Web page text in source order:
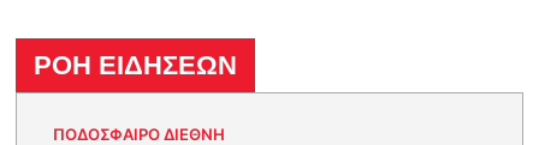
ΡΟΗ ΕΙΔΗΣΕΩΝ
ΠΟΔΟΣΦΑΙΡΟ ΔΙΕΘΝΗ